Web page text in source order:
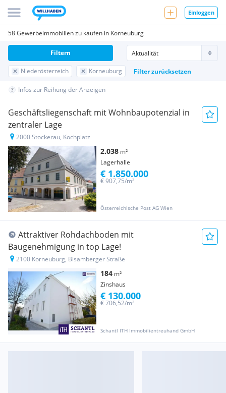
Einloggen
58 Gewerbeimmobilien zu kaufen in Korneuburg
Niederösterreich Korneuburg Filter zurücksetzen
Filtern
Infos zur Reihung der Anzeigen
Geschäftsliegenschaft mit Wohnbaupotenzial in
zentraler Lage
2000 Stockerau, Kochplatz
2.038 m²
Lagerhalle
Österreichische Post AG Wien
€ 907,75/m²
€ 1.850.000
Attraktiver Rohdachboden mit
Baugenehmigung in top Lage!
2100 Korneuburg, Bisamberger Straße
184 m²
Zinshaus
Schantl ITH Immobilientreuhand GmbH
€ 706,52/m²
€ 130.000